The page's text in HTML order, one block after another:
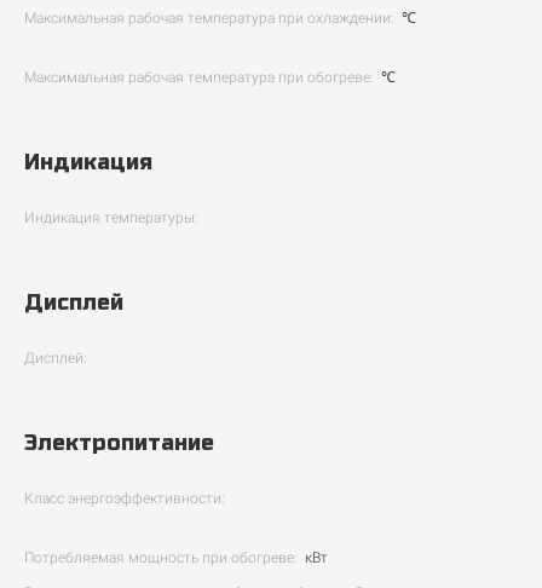
Максимальная рабочая температура при охлаждении: ℃
Максимальная рабочая температура при обогреве: ℃
Индикация
Индикация температуры:
Дисплей
Дисплей:
Электропитание
Класс энергоэффективности:
Потребляемая мощность при обогреве: кВт